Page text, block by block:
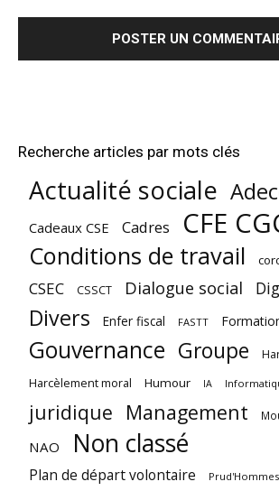
Recherche articles par mots clés
Actualité sociale
Cadeaux CSE Cadres CFE
Conditions de travail
CSEC CSSCT Dialogue social
Divers Enfer fiscal FASTT
Gouvernance Groupe
Harcèlement moral Humour IA
juridique Management
NAO Non classé
Plan de départ volontaire Prud'Hommes